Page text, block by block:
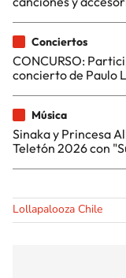
Conciertos
CONCURSO:
concierto de Paulo
Música
Sinaka y Princesa
Teletón 2026 con
Lollapalooza Chile